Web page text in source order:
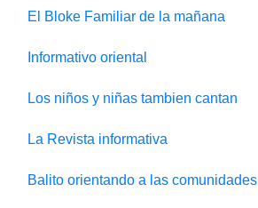
El Bloke Familiar de la mañana
Informativo oriental
Los niños y niñas tambien cantan
La Revista informativa
Balito orientando a las comunidades